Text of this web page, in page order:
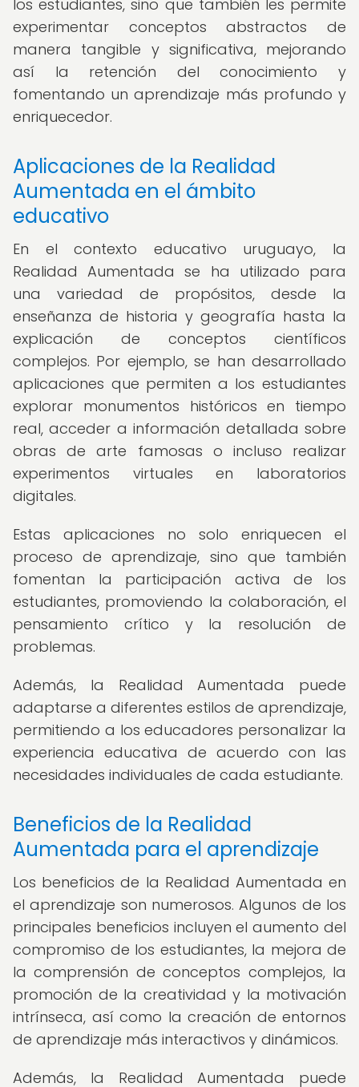
los estudiantes, sino que también les permite
experimentar conceptos abstractos de
manera tangible y significativa, mejorando
así la retención del conocimiento y
fomentando un aprendizaje más profundo y
enriquecedor.
Aplicaciones de la Realidad
Aumentada en el ámbito
educativo
En el contexto educativo uruguayo, la
Realidad Aumentada se ha utilizado para
una variedad de propósitos, desde la
enseñanza de historia y geografía hasta la
explicación de conceptos científicos
complejos. Por ejemplo, se han desarrollado
aplicaciones que permiten a los estudiantes
explorar monumentos históricos en tiempo
real, acceder a información detallada sobre
obras de arte famosas o incluso realizar
experimentos virtuales en laboratorios
digitales.
Estas aplicaciones no solo enriquecen el
proceso de aprendizaje, sino que también
fomentan la participación activa de los
estudiantes, promoviendo la colaboración, el
pensamiento crítico y la resolución de
problemas.
Además, la Realidad Aumentada puede
adaptarse a diferentes estilos de aprendizaje,
permitiendo a los educadores personalizar la
experiencia educativa de acuerdo con las
necesidades individuales de cada estudiante.
Beneficios de la Realidad
Aumentada para el aprendizaje
Los beneficios de la Realidad Aumentada en
el aprendizaje son numerosos. Algunos de los
principales beneficios incluyen el aumento del
compromiso de los estudiantes, la mejora de
la comprensión de conceptos complejos, la
promoción de la creatividad y la motivación
intrínseca, así como la creación de entornos
de aprendizaje más interactivos y dinámicos.
Además, la Realidad Aumentada puede